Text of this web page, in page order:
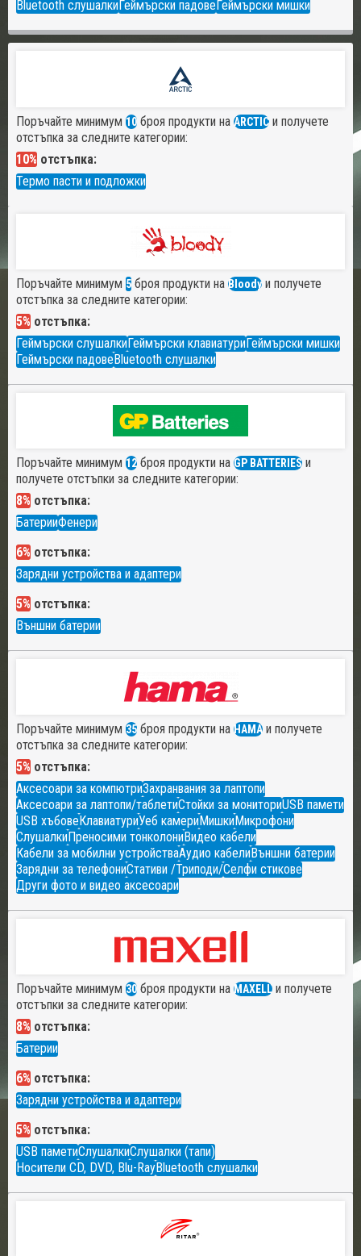
Bluetooth слушалкиГеймърски падове Геймърски мишки
Поръчайте минимум 10 броя продукти на ARCTIC и получете
отстъпка за следните категории:
10% отстъпка:
Термо пасти и подложки
Поръчайте минимум 5 броя продукти на Bloody и получете
отстъпка за следните категории:
5% отстъпка:
Геймърски слушалкиГеймърски клавиатуриГеймърски мишки
Геймърски падовеBluetooth слушалки
Поръчайте минимум 12 броя продукти на GP BATTERIES и
получете отстъпки за следните категории:
8% отстъпка:
БатерииФенери
6% отстъпка:
Зарядни устройства и адаптери
5% отстъпка:
Външни батерии
Поръчайте минимум 35 броя продукти на HAMA и получете
отстъпка за следните категории:
5% отстъпка:
Аксесоари за компютриЗахранвания за лаптопи
Аксесоари за лаптопи/таблетиСтойки за мониториUSB памети
USB хъбовеКлавиатуриУеб камериМишкиМикрофони
СлушалкиПреносими тонколониВидео кабели
Кабели за мобилни устройстваАудио кабелиВъншни батерии
Зарядни за телефониСтативи /Триподи/Селфи стикове
Други фото и видео аксесоари
Поръчайте минимум 30 броя продукти на MAXELL и получете
отстъпки за следните категории:
8% отстъпка:
Батерии
6% отстъпка:
Зарядни устройства и адаптери
5% отстъпка:
USB паметиСлушалкиСлушалки (тапи)
Носители CD, DVD, Blu-RayBluetooth слушалки